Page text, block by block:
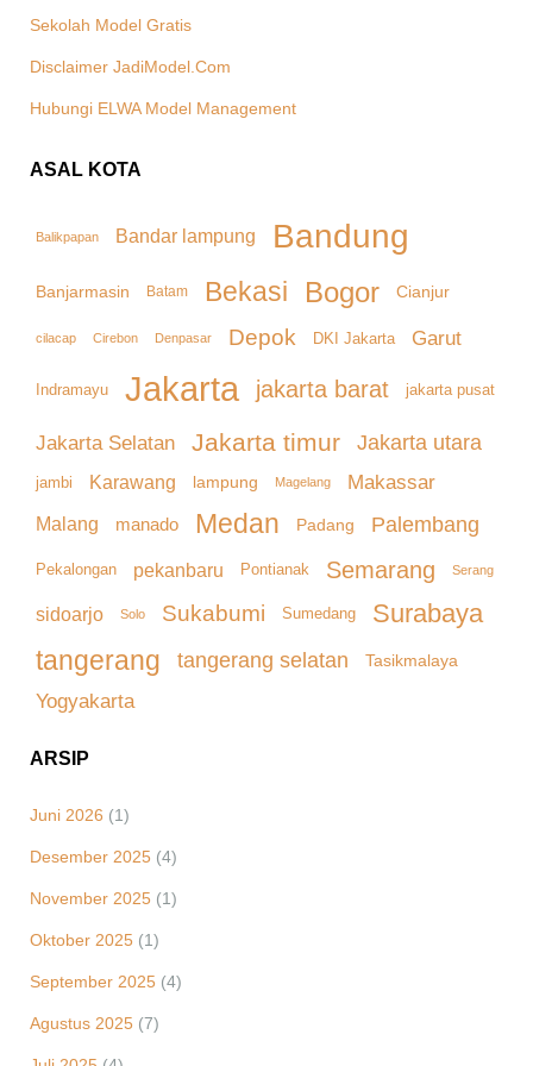
Sekolah Model Gratis
Disclaimer JadiModel.Com
Hubungi ELWA Model Management
ASAL KOTA
Balikpapan Bandar lampung Bandung
Banjarmasin Batam Bekasi Bogor Cianjur
cilacap Cirebon Denpasar Depok DKI Jakarta Garut
Indramayu Jakarta jakarta barat jakarta pusat
Jakarta Selatan Jakarta timur Jakarta utara
jambi Karawang lampung Magelang Makassar
Malang manado Medan Padang Palembang
Pekalongan pekanbaru Pontianak Semarang Serang
sidoarjo Solo Sukabumi Sumedang Surabaya
tangerang tangerang selatan Tasikmalaya
Yogyakarta
ARSIP
Juni 2026 (1)
Desember 2025 (4)
November 2025 (1)
Oktober 2025 (1)
September 2025 (4)
Agustus 2025 (7)